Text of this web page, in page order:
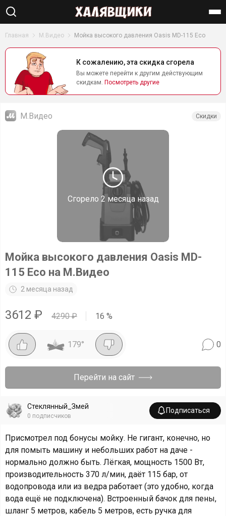
Найти
Главная М.Видео Мойка высокого давления Oasis MD-115 Eco
К сожалению, эта скидка сгорела
Вы можете перейти к другим действующим
скидкам. Посмотреть другие
Сгорело 2 месяца назад
М.Видео Скидки
Мойка высокого давления Oasis MD-
115 Eco на М.Видео
2 месяца назад
3612 ₽ 4290₽ 16 %
179° 0
Перейти на сайт
Стеклянный_Змей
0 подписчиков
Подписаться
Присмотрел под бонусы мойку. Не гигант, конечно, но
для помыть машину и небольших работ на даче -
нормально должно быть. Лёгкая, мощность 1500 Вт,
производительность 370 л/мин, даёт 115 бар, от
водопровода или из ведра работает (это удобно, когда
вода ещё не подключена). Встроенный бачок для пены,
шланг 5 метров, кабель 5 метров, есть ручка для